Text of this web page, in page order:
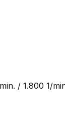
/ 1.800 1/